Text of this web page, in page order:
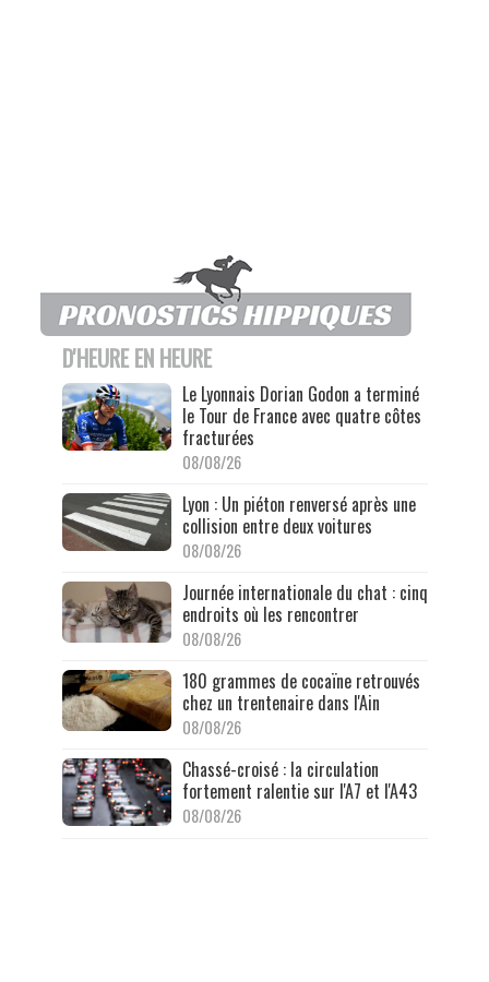
D'HEURE EN HEURE
Le Lyonnais Dorian Godon a terminé
le Tour de France avec quatre côtes
fracturées
08/08/26
Lyon : Un piéton renversé après une
collision entre deux voitures
08/08/26
Journée internationale du chat : cinq
endroits où les rencontrer
08/08/26
180 grammes de cocaïne retrouvés
chez un trentenaire dans l'Ain
08/08/26
Chassé-croisé : la circulation
fortement ralentie sur l'A7 et l'A43
08/08/26